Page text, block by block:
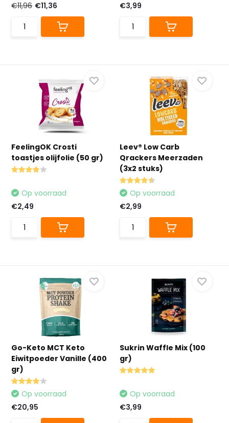
€11,96 €11,36 €3,99
FeelingOK Crosti
toastjes olijfolie (50 gr)
Op voorraad
€2,49
Leev® Low Carb
Qrackers Meerzaden
(3x2 stuks)
Op voorraad
€2,99
Go-Keto MCT Keto
Eiwitpoeder Vanille (400
gr)
Op voorraad
€20,95
Sukrin Waffle Mix (100
gr)
Op voorraad
€3,99